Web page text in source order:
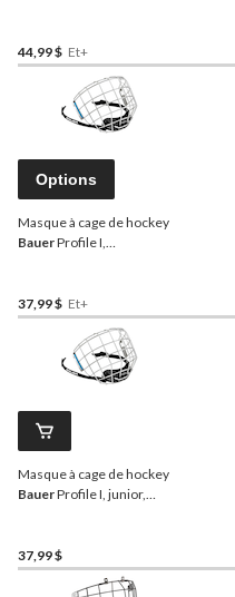
44,99 $ Et+
Options
Masque à cage de hockey
BauerProfile I,
37,99 $ Et+
Masque à cage de hockey
BauerProfile I, junior,
37,99 $